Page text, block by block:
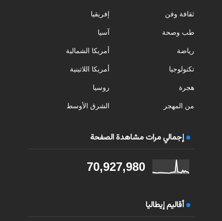
ثقافة وفن
طب وصحة
رياضة
تكنولوجيا
هجرة
من المهجر
إفريقيا
آسيا
أمريكا الشمالية
أمريكا اللاتينية
روسيا
الشرق الأوسط
إجمالي مرات مشاهدة الصفحة
70,927,980
أقاليم إيطاليا